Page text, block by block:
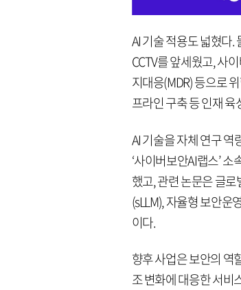
AI 기술 적용도 넓혔다
CCTV를 앞세웠고, 사
지대응(MDR) 등으로
프라인 구축 등 인재
AI 기술을 자체 연구
‘사이버보안AI랩스’
했고, 관련 논문은 글
(sLLM), 자율형 보안운
이다.
향후 사업은 보안의 역
조 변화에 대응한 서비